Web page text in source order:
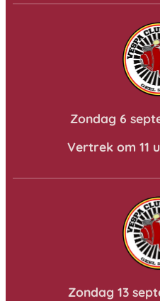
Zondag 6
Vertrek om 11
Zondag 13